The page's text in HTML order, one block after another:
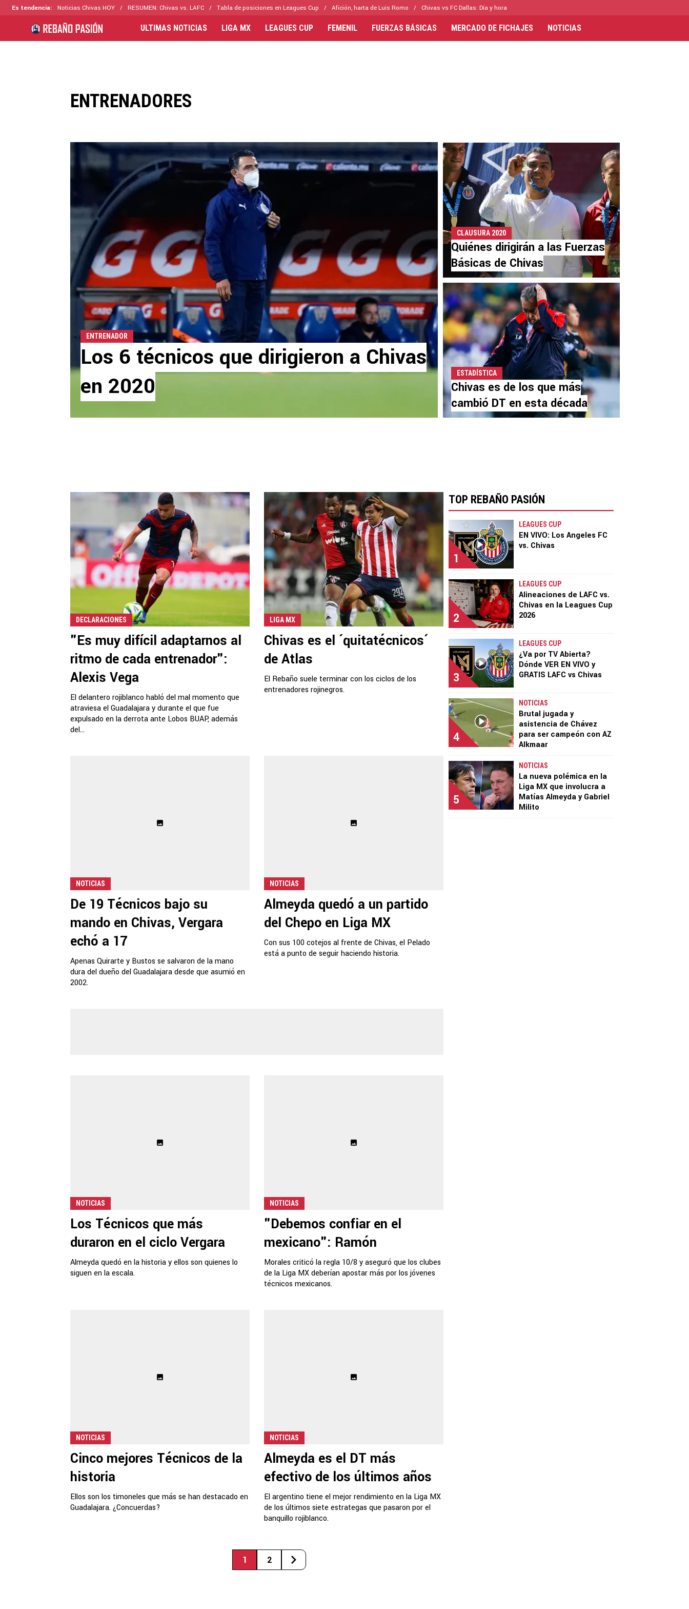
Es tendencia: Noticias Chivas HOY RESUMEN: Chivas vs. LAFC Tabla de posiciones en Leagues Cup Afición, harta de Luis Romo Chivas vs FC Dallas: Día y hora
ULTIMAS NOTICIAS LIGA MX LEAGUES CUP FEMENIL FUERZAS BÁSICAS MERCADO DE FICHAJES NOTICIAS
ENTRENADORES
ENTRENADOR
Los 6 técnicos que dirigieron a Chivas
en 2020
CLAUSURA 2020
Quiénes dirigirán a las Fuerzas
Básicas de Chivas
ESTADÍSTICA
Chivas es de los que más
cambió DT en esta década
DECLARACIONES
"Es muy difícil adaptarnos al
ritmo de cada entrenador":
Alexis Vega
El delantero rojiblanco habló del mal momento que
atraviesa el Guadalajara y durante el que fue
expulsado en la derrota ante Lobos BUAP, además
del...
LIGA MX
Chivas es el ´quitatécnicos´
de Atlas
El Rebaño suele terminar con los ciclos de los
entrenadores rojinegros.
NOTICIAS
De 19 Técnicos bajo su
mando en Chivas, Vergara
echó a 17
Apenas Quirarte y Bustos se salvaron de la mano
dura del dueño del Guadalajara desde que asumió en
2002.
NOTICIAS
Almeyda quedó a un partido
del Chepo en Liga MX
Con sus 100 cotejos al frente de Chivas, el Pelado
está a punto de seguir haciendo historia.
NOTICIAS
Los Técnicos que más
duraron en el ciclo Vergara
Almeyda quedó en la historia y ellos son quienes lo
siguen en la escala.
NOTICIAS
"Debemos confiar en el
mexicano": Ramón
Morales criticó la regla 10/8 y aseguró que los clubes
de la Liga MX deberían apostar más por los jóvenes
técnicos mexicanos.
NOTICIAS
Cinco mejores Técnicos de la
historia
Ellos son los timoneles que más se han destacado en
Guadalajara. ¿Concuerdas?
NOTICIAS
Almeyda es el DT más
efectivo de los últimos años
El argentino tiene el mejor rendimiento en la Liga MX
de los últimos siete estrategas que pasaron por el
banquillo rojiblanco.
1 2
TOP REBAÑO PASIÓN
1
LEAGUES CUP
EN VIVO: Los Angeles FC
vs. Chivas
2
LEAGUES CUP
Alineaciones de LAFC vs.
Chivas en la Leagues Cup
2026
3
LEAGUES CUP
¿Va por TV Abierta?
Dónde VER EN VIVO y
GRATIS LAFC vs Chivas
4
NOTICIAS
Brutal jugada y
asistencia de Chávez
para ser campeón con AZ
Alkmaar
5
NOTICIAS
La nueva polémica en la
Liga MX que involucra a
Matías Almeyda y Gabriel
Milito